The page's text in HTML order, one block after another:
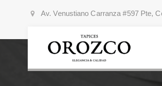
Av. Venustiano Carranza #597 Pte,